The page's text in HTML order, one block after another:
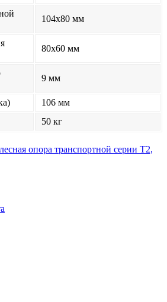
104x80 мм
80x60 мм
9 мм
106 мм
50 кг
опора транспортной серии Т2,